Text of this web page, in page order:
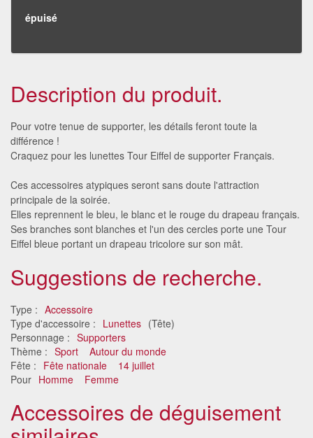
épuisé
Description du produit.
Pour votre tenue de supporter, les détails feront toute la
différence !
Craquez pour les lunettes Tour Eiffel de supporter Français.
Ces accessoires atypiques seront sans doute l'attraction
principale de la soirée.
Elles reprennent le bleu, le blanc et le rouge du drapeau français.
Ses branches sont blanches et l'un des cercles porte une Tour
Eiffel bleue portant un drapeau tricolore sur son mât.
Suggestions de recherche.
Type : Accessoire
Type d'accessoire : Lunettes (Tête)
Personnage : Supporters
Thème : Sport
Autour du monde
Fête : Fête nationale
14 juillet
Pour Homme Femme
Accessoires de déguisement